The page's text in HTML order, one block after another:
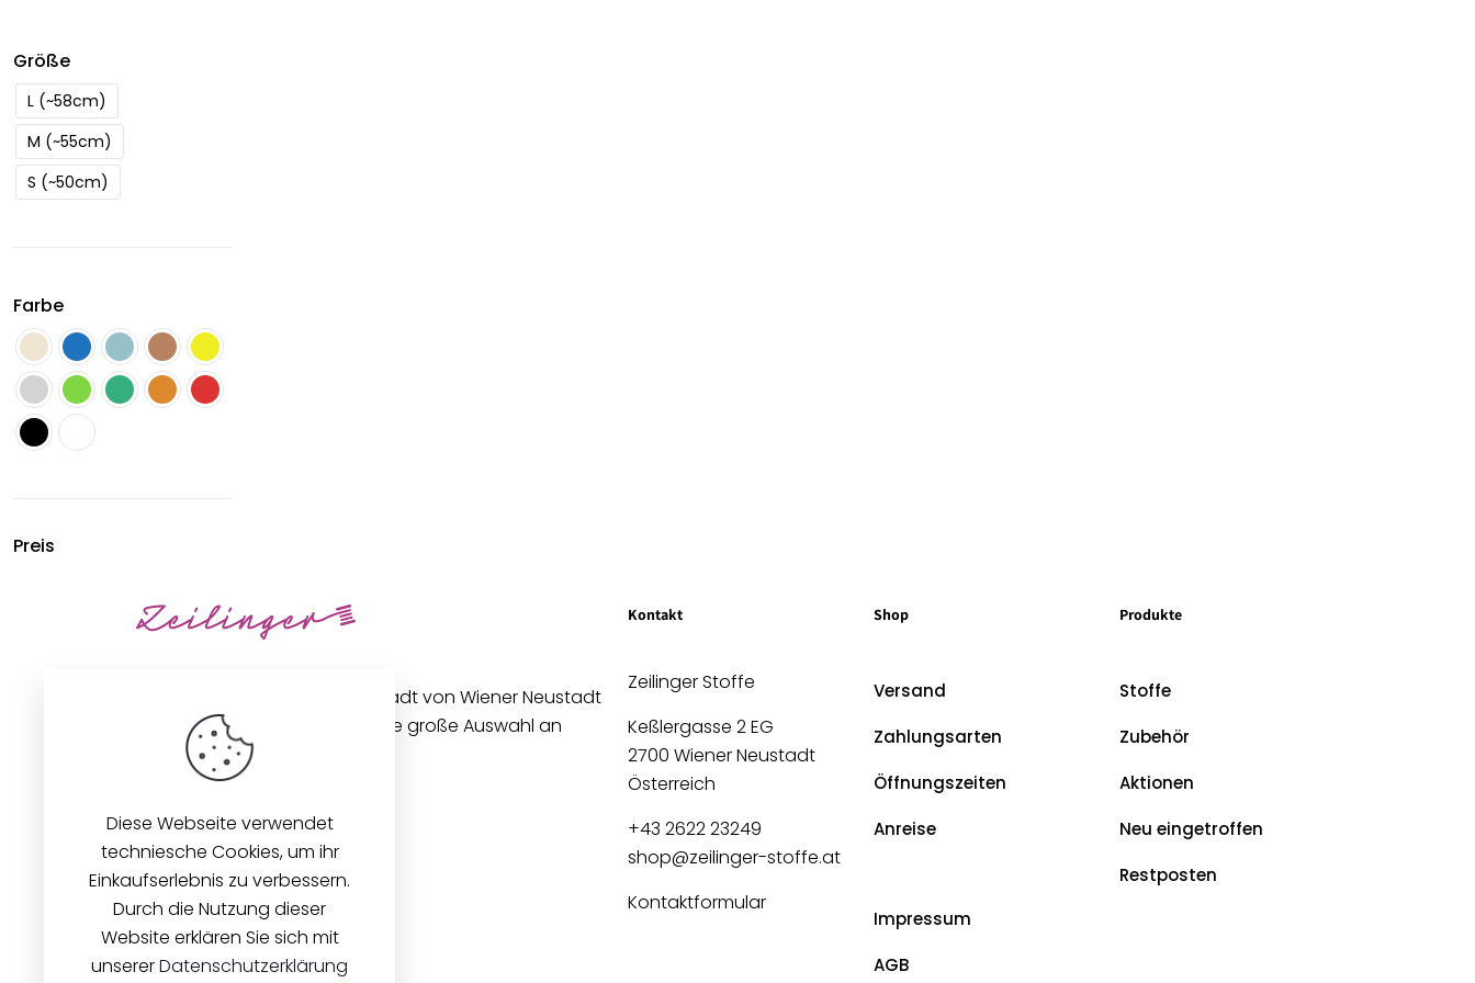
Größe
L (~58cm)
M (~55cm)
S (~50cm)
Farbe
Preis
Unseren Betrieb in der Innenstadt von Wiener Neustadt
gibt es seit 1896. Wir bieten eine große Auswahl an
Stoffen und Zubehör an.
Kontakt
Zeilinger Stoffe
Keßlergasse 2 EG
2700 Wiener Neustadt
Österreich
+43 2622 23249
shop@zeilinger-stoffe.at
Kontaktformular
Shop
Versand
Zahlungsarten
Öffnungszeiten
Anreise
Impressum
AGB
Produkte
Stoffe
Zubehör
Aktionen
Neu eingetroffen
Restposten
Diese Webseite verwendet
techniesche Cookies, um ihr
Einkaufserlebnis zu verbessern.
Durch die Nutzung dieser
Website erklären Sie sich mit
unsererDatenschutzerklärung